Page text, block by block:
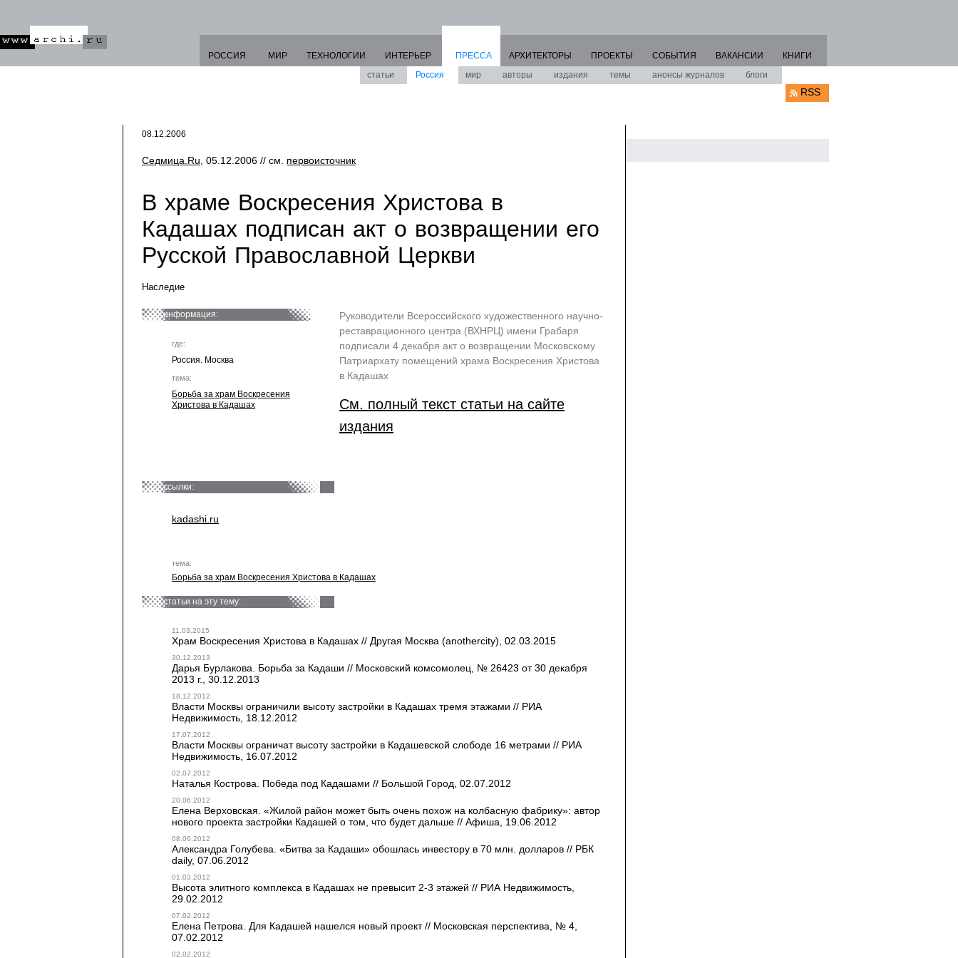
РОССИЯ МИР ТЕХНОЛОГИИ ИНТЕРЬЕР
ПРЕССА
статьи
Россия мир авторы издания темы анонсы журналов блоги
АРХИТЕКТОРЫ ПРОЕКТЫ СОБЫТИЯ ВАКАНСИИ КНИГИ
RSS
08.12.2006
Седмица.Ru , 05.12.2006 // см. первоисточник
В храме Воскресения Христова в
Кадашах подписан акт о возвращении его
Русской Православной Церкви
Наследие
информация:
где:
Россия. Москва
тема:
Борьба за храм Воскресения
Христова в Кадашах
Руководители Всероссийского художественного научно-
реставрационного центра (ВХНРЦ) имени Грабаря
подписали 4 декабря акт о возвращении Московскому
Патриархату помещений храма Воскресения Христова
в Кадашах
См. полный текст статьи на сайте
издания
ссылки:
kadashi.ru
тема:
Борьба за храм Воскресения Христова в Кадашах
статьи на эту тему:
11.03.2015
Храм Воскресения Христова в Кадашах // Другая Москва (anothercity), 02.03.2015
30.12.2013
Дарья Бурлакова. Борьба за Кадаши // Московский комсомолец, № 26423 от 30 декабря
2013 г., 30.12.2013
18.12.2012
Власти Москвы ограничили высоту застройки в Кадашах тремя этажами // РИА
Недвижимость, 18.12.2012
17.07.2012
Власти Москвы ограничат высоту застройки в Кадашевской слободе 16 метрами // РИА
Недвижимость, 16.07.2012
02.07.2012
Наталья Кострова. Победа под Кадашами // Большой Город, 02.07.2012
20.06.2012
Елена Верховская. «Жилой район может быть очень похож на колбасную фабрику»: автор
нового проекта застройки Кадашей о том, что будет дальше // Афиша, 19.06.2012
08.06.2012
Александра Голубева. «Битва за Кадаши» обошлась инвестору в 70 млн. долларов // РБК
daily, 07.06.2012
01.03.2012
Высота элитного комплекса в Кадашах не превысит 2-3 этажей // РИА Недвижимость,
29.02.2012
07.02.2012
Елена Петрова. Для Кадашей нашелся новый проект // Московская перспектива, № 4,
07.02.2012
02.02.2012